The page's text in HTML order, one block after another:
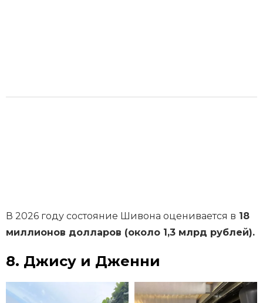
В 2026 году состояние Шивона оценивается в 18
миллионов долларов (около 1,3 млрд рублей).
8. Джису и Дженни